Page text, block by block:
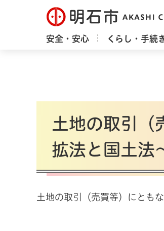
明石市
安全・安心 くらし・手続
土地の取引（
拡法と国土法
土地の取引（売買等）にとも